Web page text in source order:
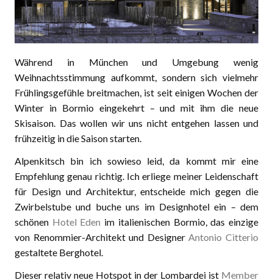
Während in München und Umgebung wenig
Weihnachtsstimmung aufkommt, sondern sich vielmehr
Frühlingsgefühle breitmachen, ist seit einigen Wochen der
Winter in Bormio eingekehrt – und mit ihm die neue
Skisaison. Das wollen wir uns nicht entgehen lassen und
frühzeitig in die Saison starten.
Alpenkitsch bin ich sowieso leid, da kommt mir eine
Empfehlung genau richtig. Ich erliege meiner Leidenschaft
für Design und Architektur, entscheide mich gegen die
Zwirbelstube und buche uns im Designhotel ein – dem
schönen Hotel Eden im italienischen Bormio, das einzige
von Renommier-Architekt und DesignerAntonio Citterio
gestaltete Berghotel.
Dieser relativ neue Hotspot in der Lombardei ist Member